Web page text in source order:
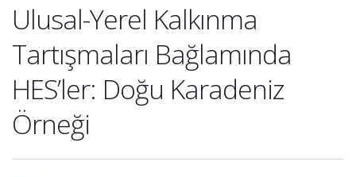
Ulusal-Yerel Kalkınma
Tartışmaları Bağlamında
HES’ler: Doğu Karadeniz
Örneği